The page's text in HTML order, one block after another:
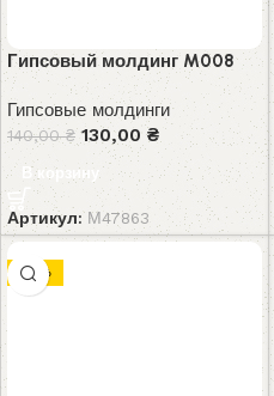
Гипсовый молдинг M008
Гипсовые молдинги
140,00₴ 130,00₴
В корзину
Артикул:М47863
-10%